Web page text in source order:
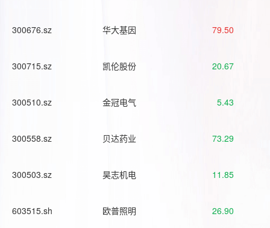
300676.sz 华大基因 79.50
300715.sz 凯伦股份 20.67
300510.sz 金冠电气 5.43
300558.sz 贝达药业 73.29
300503.sz 昊志机电 11.85
603515.sh 欧普照明 26.90